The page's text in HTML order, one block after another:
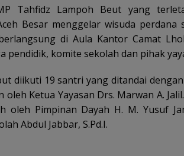
Tahfidz Lampoh Beut yang
Besar menggelar wisuda
di Aula Kantor Camat
pendidik, komite sekolah dan pihak
diikuti 19 santri yang ditandai
Ketua Yayasan Drs. Marwan A.
oleh Pimpinan Dayah H. M. Yusuf
Abdul Jabbar, S.Pd.I.